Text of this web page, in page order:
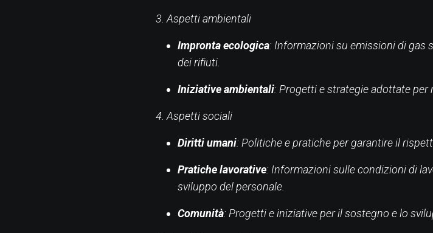
3. Aspetti ambientali
Impronta ecologica: Informazioni su emissioni di gas
dei rifiuti.
Iniziative ambientali: Progetti e strategie adottate per
4. Aspetti sociali
Diritti umani: Politiche e pratiche per garantire il
Pratiche lavorative: Informazioni sulle condizioni di
sviluppo del personale.
Comunità: Progetti e iniziative per il sostegno e lo